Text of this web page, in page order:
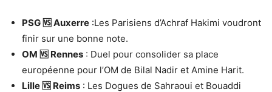
PSG 🆚 Auxerre :Les Parisiens d’Achraf Hakimi voudront
finir sur une bonne note.
OM 🆚 Rennes : Duel pour consolider sa place
européenne pour l’OM de Bilal Nadir et Amine Harit.
Lille 🆚 Reims : Les Dogues de Sahraoui et Bouaddi